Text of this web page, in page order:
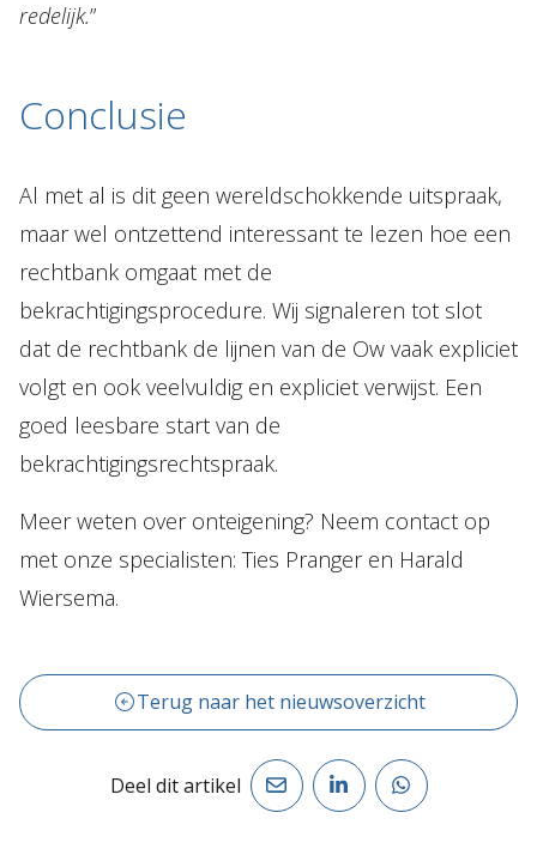
redelijk.”
Conclusie
Al met al is dit geen wereldschokkende uitspraak,
maar wel ontzettend interessant te lezen hoe een
rechtbank omgaat met de
bekrachtigingsprocedure. Wij signaleren tot slot
dat de rechtbank de lijnen van de Ow vaak expliciet
volgt en ook veelvuldig en expliciet verwijst. Een
goed leesbare start van de
bekrachtigingsrechtspraak.
Meer weten over onteigening? Neem contact op
met onze specialisten: Ties Pranger en Harald
Wiersema.
Terug naar het nieuwsoverzicht
Deel dit artikel